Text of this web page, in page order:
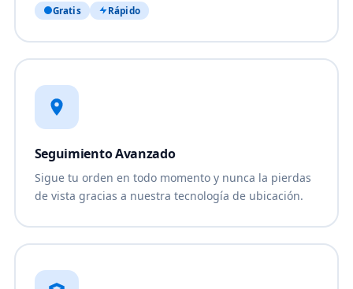
Gratis Rápido
Seguimiento Avanzado
Sigue tu orden en todo momento y nunca la pierdas
de vista gracias a nuestra tecnología de ubicación.